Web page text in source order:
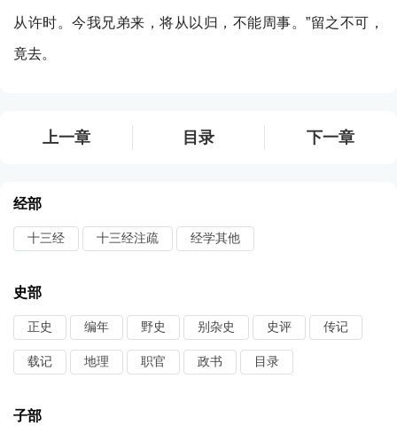
从许时。今我兄弟来，将从以归，不能周事。”留之不可，
竟去。
上一章 目录 下一章
经部
十三经 十三经注疏 经学其他
史部
正史 编年 野史 别杂史 史评 传记
载记 地理 职官 政书 目录
子部